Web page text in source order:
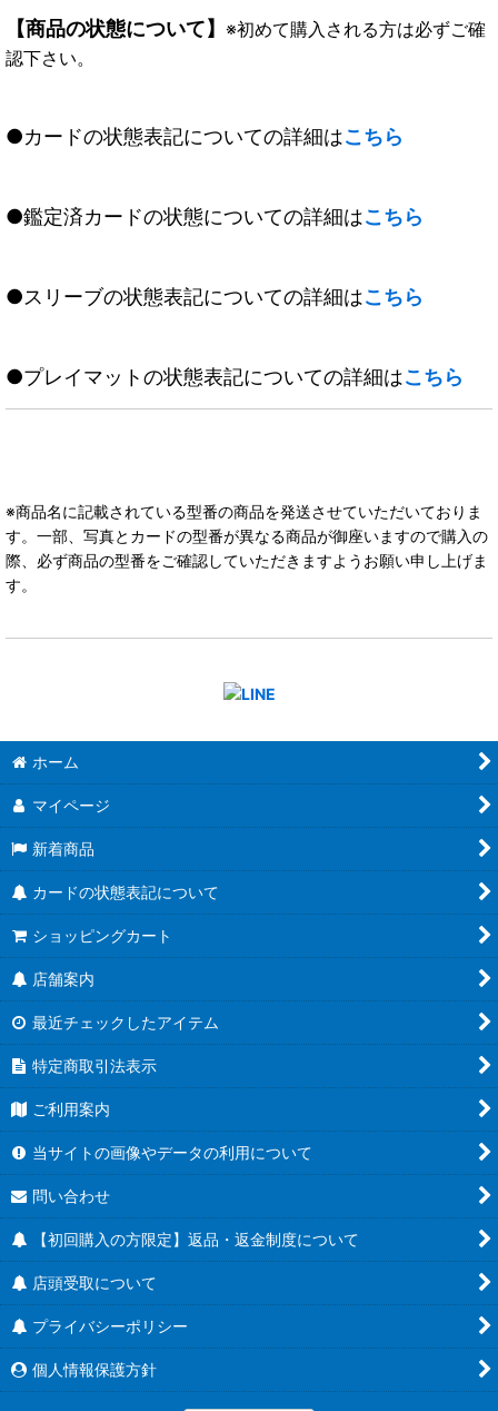
【商品の状態について】 ※初めて購入される方は必ずご確
認下さい。
●カードの状態表記についての詳細はこちら
●鑑定済カードの状態についての詳細はこちら
●スリーブの状態表記についての詳細はこちら
●プレイマットの状態表記についての詳細はこちら
※商品名に記載されている型番の商品を発送させていただいておりま
す。一部、写真とカードの型番が異なる商品が御座いますので購入の
際、必ず商品の型番をご確認していただきますようお願い申し上げま
す。
ホーム
マイページ
新着商品
カードの状態表記について
ショッピングカート
店舗案内
最近チェックしたアイテム
特定商取引法表示
ご利用案内
当サイトの画像やデータの利用について
問い合わせ
【初回購入の方限定】返品・返金制度について
店頭受取について
プライバシーポリシー
個人情報保護方針